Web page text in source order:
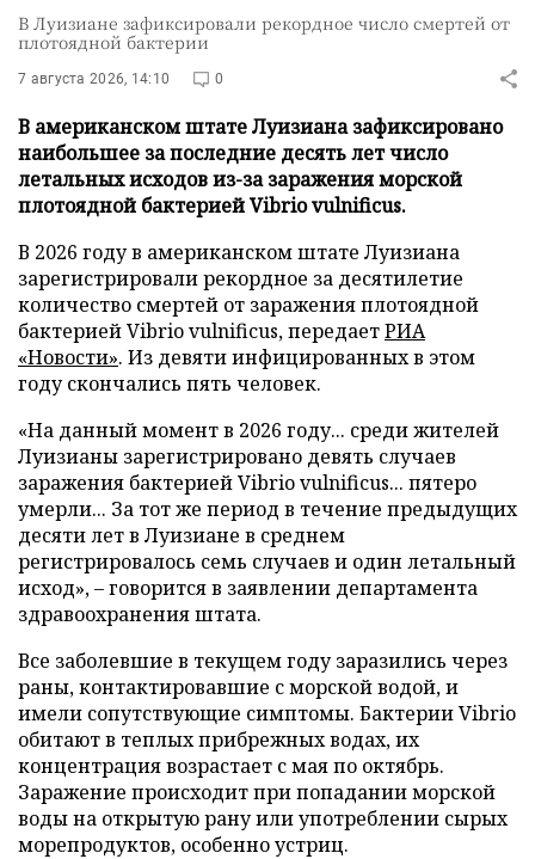
В Луизиане зафиксировали рекордное число смертей от
плотоядной бактерии
7 августа 2026, 14:10 0
В американском штате Луизиана зафиксировано
наибольшее за последние десять лет число
летальных исходов из-за заражения морской
плотоядной бактерией Vibrio vulnificus.
В 2026 году в американском штате Луизиана
зарегистрировали рекордное за десятилетие
количество смертей от заражения плотоядной
бактерией Vibrio vulnificus, передаетРИА
«Новости». Из девяти инфицированных в этом
году скончались пять человек.
«На данный момент в 2026 году... среди жителей
Луизианы зарегистрировано девять случаев
заражения бактерией Vibrio vulnificus... пятеро
умерли... За тот же период в течение предыдущих
десяти лет в Луизиане в среднем
регистрировалось семь случаев и один летальный
исход», – говорится в заявлении департамента
здравоохранения штата.
Все заболевшие в текущем году заразились через
раны, контактировавшие с морской водой, и
имели сопутствующие симптомы. Бактерии Vibrio
обитают в теплых прибрежных водах, их
концентрация возрастает с мая по октябрь.
Заражение происходит при попадании морской
воды на открытую рану или употреблении сырых
морепродуктов, особенно устриц.